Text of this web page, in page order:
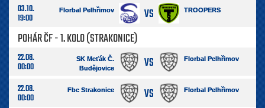
03.10.
19:00
Florbal Pelhřimov VS TROOPERS
POHÁR ČF - 1. KOLO (STRAKONICE)
22.08.
00:00
SK Meťák Č.
Budějovice
VS Florbal Pelhřimov
22.08.
00:00
Fbc Strakonice VS Florbal Pelhřimov